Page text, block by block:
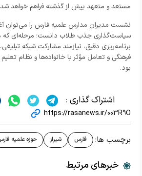
مستعد و متعهد بیش از گذشته فراهم خواهد
نشست مدیران مدارس علمیه فارس را می‌توان
سیاست‌گذاری جذب طلاب دانست؛ مرحله‌ای که
برنامه‌ریزی دقیق، نیازمند مشارکت شبکه
فرهنگی و تعامل مؤثر با خانواده‌ها و نظام
بود.
اشتراک گذاری :
https://rasanews.ir/003R9O
برچسب ها: فارس شیراز حوزه علمیه
خبرهای مرتبط